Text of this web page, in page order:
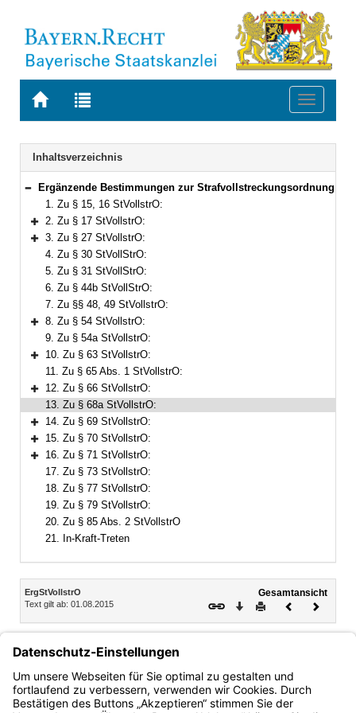
Zur
BAYERN.RECHT
Zur
letzten
Suche
Toggle
Navigation
Inhaltsverzeichnis
Bereich reduzieren
Ergänzende Bestimmungen zur Strafvollstreckungsordnung
1. Zu § 15, 16 StVollstrO:
Bereich erweitern
2. Zu § 17 StVollstrO:
Bereich erweitern
3. Zu § 27 StVollstrO:
4. Zu § 30 StVollStrO:
5. Zu § 31 StVollStrO:
6. Zu § 44b StVollStrO:
7. Zu §§ 48, 49 StVollstrO:
Bereich erweitern
8. Zu § 54 StVollstrO:
9. Zu § 54a StVollstrO:
Bereich erweitern
10. Zu § 63 StVollstrO:
11. Zu § 65 Abs. 1 StVollstrO:
Bereich erweitern
12. Zu § 66 StVollstrO:
13. Zu § 68a StVollstrO:
Bereich erweitern
14. Zu § 69 StVollstrO:
Bereich erweitern
15. Zu § 70 StVollstrO:
Bereich erweitern
16. Zu § 71 StVollstrO:
17. Zu § 73 StVollstrO:
18. Zu § 77 StVollstrO:
19. Zu § 79 StVollstrO:
20. Zu § 85 Abs. 2 StVollstrO
21. In-Kraft-Treten
Inhalt
ErgStVollstrO
Text gilt ab: 01.08.2015
Gesamtansicht
Download
DruckenVorheriges
Die Entscheidung über die Entschädigungsansprüche wird
den Generalstaatsanwälten jeweils für ihren Bereich
übertragen.